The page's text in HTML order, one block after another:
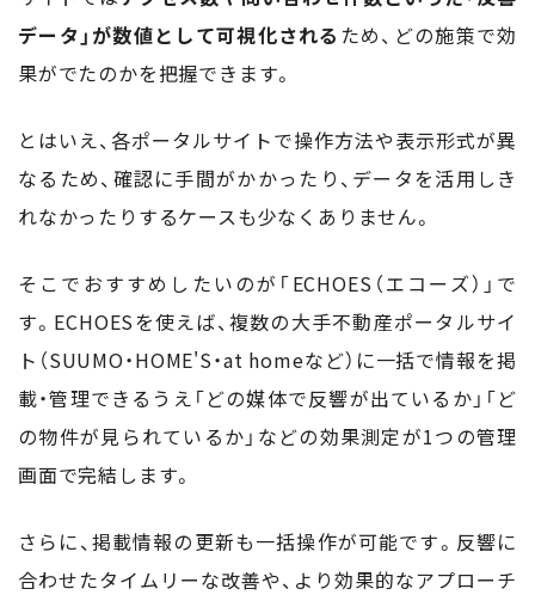
データ」が数値として可視化される ため、どの施策で効
果がでたのかを把握できます。
とはいえ、各ポータルサイトで操作方法や表示形式が異
なるため、確認に手間がかかったり、データを活用しき
れなかったりするケースも少なくありません。
そこでおすすめしたいのが「ECHOES（エコーズ）」で
す。ECHOESを使えば、複数の大手不動産ポータルサイ
ト（SUUMO・HOME'S・at homeなど）に一括で情報を掲
載・管理できるうえ「どの媒体で反響が出ているか」「ど
の物件が見られているか」などの効果測定が1つの管理
画面で完結します。
さらに、掲載情報の更新も一括操作が可能です。反響に
合わせたタイムリーな改善や、より効果的なアプローチ